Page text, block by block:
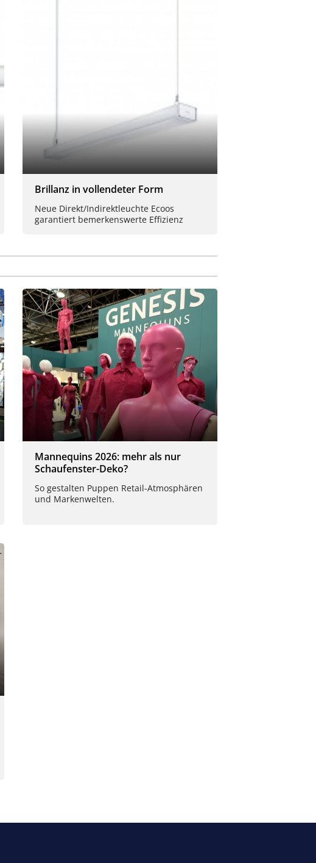
Brillanz in vollendeter Form
Neue Direkt/Indirektleuchte Ecoos
garantiert bemerkenswerte Effizienz
Mannequins 2026: mehr als nur
Schaufenster-Deko?
So gestalten Puppen Retail-Atmosphären
und Markenwelten.